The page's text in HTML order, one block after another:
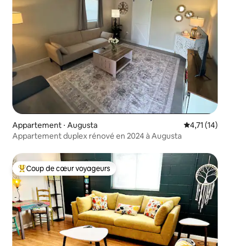
Appartement ⋅ Augusta Évaluation
4,71 (14)
Appartement duplex rénové en 2024 à Augusta
Coups de cœur voyageurs les plus appréciés
Coup de cœur voyageurs